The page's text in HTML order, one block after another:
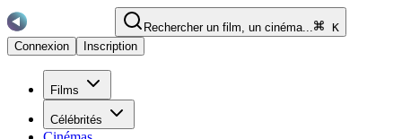
Rechercher un film, un cinéma...
K
Connexion
Inscription
Films
Célébrités